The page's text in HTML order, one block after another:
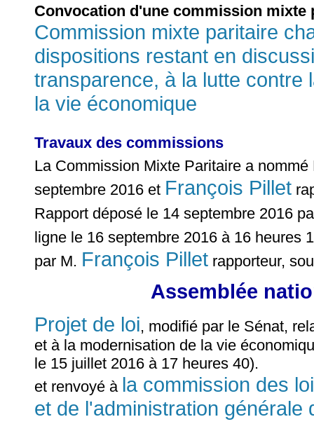
Convocation d'une commission mixte
Commission mixte paritaire
dispositions restant en
transparence, à la lutte contre
la vie économique
Travaux des commissions
La Commission Mixte Paritaire a
septembre 2016 et François Pillet
Rapport déposé le 14 septembre 2016
ligne le 16 septembre 2016 à 16 heures
par M. François Pillet rapporteur,
Assemblée
Projet de loi, modifié par le Sénat,
et à la modernisation de la vie
le 15 juillet 2016 à 17 heures 40).
et renvoyé à la commission des
et de l'administration générale